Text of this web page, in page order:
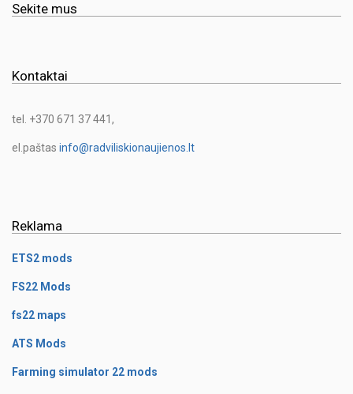
Sekite mus
Kontaktai
tel. +370 671 37 441,
el.paštas info@radviliskionaujienos.lt
Reklama
ETS2 mods
FS22 Mods
fs22 maps
ATS Mods
Farming simulator 22 mods